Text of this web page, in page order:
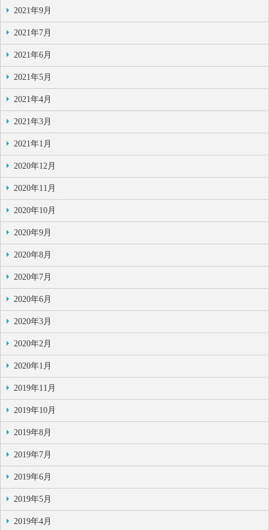
2021年9月
2021年7月
2021年6月
2021年5月
2021年4月
2021年3月
2021年1月
2020年12月
2020年11月
2020年10月
2020年9月
2020年8月
2020年7月
2020年6月
2020年3月
2020年2月
2020年1月
2019年11月
2019年10月
2019年8月
2019年7月
2019年6月
2019年5月
2019年4月